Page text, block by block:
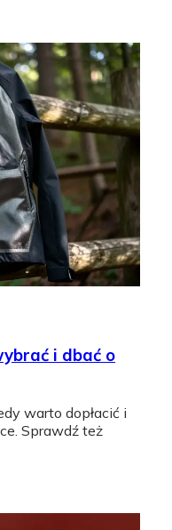
i dbać o
warto dopłacić i
Sprawdź też